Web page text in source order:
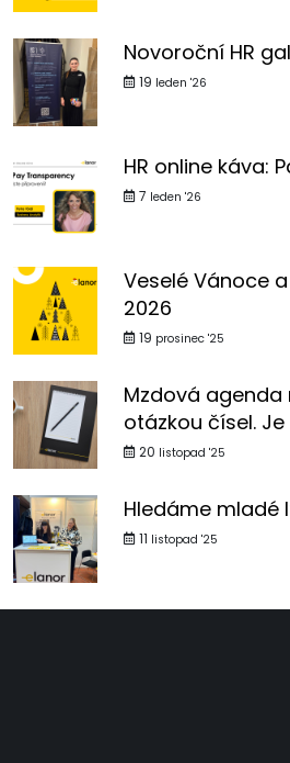
Novoroční HR
19 leden '26
HR online káva:
7 leden '26
Veselé Vánoce
2026
19 prosinec '25
Mzdová agenda
otázkou čísel.
20 listopad '25
Hledáme mladé
11 listopad '25